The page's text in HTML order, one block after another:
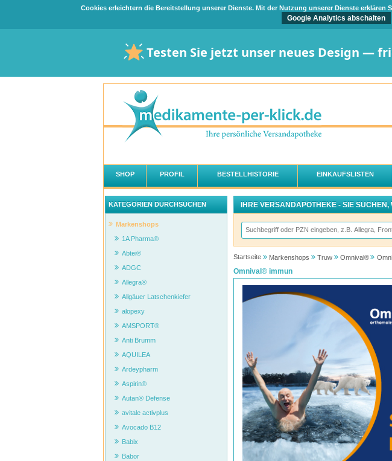
Cookies erleichtern die Bereitstellung unserer Dienste. Mit der Nutzung unserer Dienste
Google Analytics abschalten
Testen Sie jetzt unser neues Design —
SHOP PROFIL BESTELLHISTORIE EINKAUFSLISTEN
IHRE VERSANDAPOTHEKE - SIE SUCHEN,
Startseite Markenshops Truw Omnival®
Omnival® immun
KATEGORIEN DURCHSUCHEN
Markenshops
1A Pharma®
Abtei®
ADGC
Allegra®
Allgäuer Latschenkiefer
alopexy
AMSPORT®
Anti Brumm
AQUILEA
Ardeypharm
Aspirin®
Autan® Defense
avitale activplus
Avocado B12
Babix
Babor